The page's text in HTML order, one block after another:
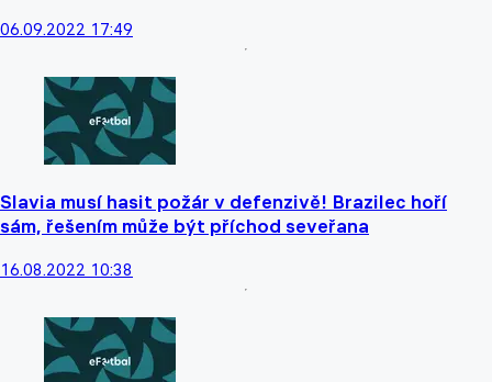
06.09.2022 17:49
Slavia musí hasit požár v defenzivě! Brazilec hoří
sám, řešením může být příchod seveřana
16.08.2022 10:38